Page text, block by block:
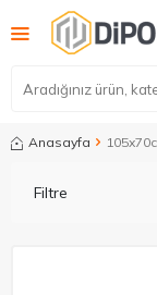
Anasayfa
Filtre